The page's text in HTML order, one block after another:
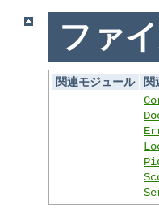
ファ
関連モジュール
関